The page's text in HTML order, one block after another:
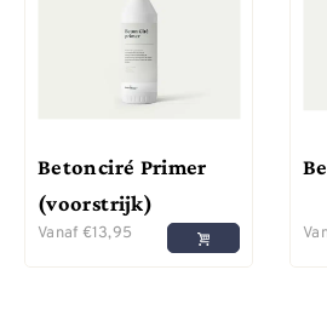
Betonciré Primer
(voorstrijk)
Vanaf €13,95